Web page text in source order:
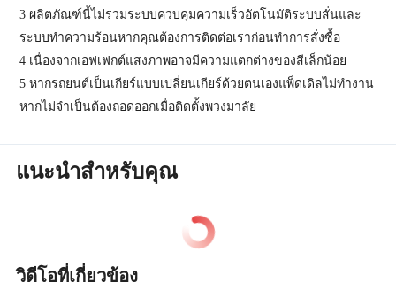
3 ผลิตภัณฑ์นี้ไม่รวมระบบควบคุมความเร็วอัตโนมัติระบบสั่นและ
ระบบทำความร้อนหากคุณต้องการติดต่อเราก่อนทำการสั่งซื้อ
4 เนื่องจากเอฟเฟกต์แสงภาพอาจมีความแตกต่างของสีเล็กน้อย
5 หากรถยนต์เป็นเกียร์แบบเปลี่ยนเกียร์ด้วยตนเองแพ็ดเดิลไม่ทำงาน
หากไม่จำเป็นต้องถอดออกเมื่อติดตั้งพวงมาลัย
แนะนำสำหรับคุณ
วิดีโอที่เกี่ยวข้อง